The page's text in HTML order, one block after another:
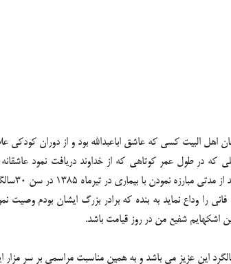
البیت کسی که عاشق اباعبدالله بود و از دوران کودکی
طول عمر کوتاهی که از خداوند دریافت نمود عاشقانه
تیرماه 1385 در سن 30سالگی به معشوق خود اباعبدالله ملحق گردید.
را وداع نماید به بنده که برادر بزرگ ایشان بودم
اشکهایم شفیع من در روز قیامت باشد.